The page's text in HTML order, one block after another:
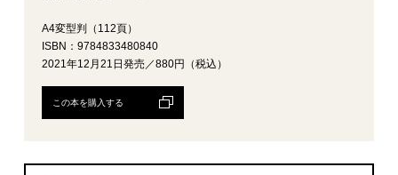
A4変型判（112頁）
ISBN：9784833480840
2021年12月21日発売／880円（税込）
この本を購入する